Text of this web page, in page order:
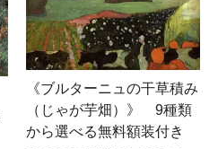
《ブルターニュの干草積み
（じゃが芋畑）》 9種類
から選べる無料額装付き